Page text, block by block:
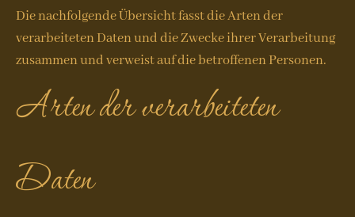
Die nachfolgende Übersicht fasst die Arten der
verarbeiteten Daten und die Zwecke ihrer Verarbeitung
zusammen und verweist auf die betroffenen Personen.
Arten der verarbeiteten
Daten